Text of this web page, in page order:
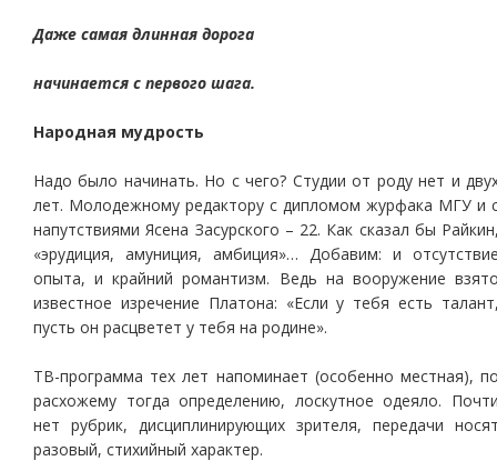
Даже самая длинная дорога
начинается с первого шага.
Народная мудрость
Надо было начинать. Но с чего? Студии от роду нет и
лет. Молодежному редактору с дипломом журфака МГУ и
напутствиями Ясена Засурского – 22. Как сказал бы
«эрудиция, амуниция, амбиция»… Добавим: и
опыта, и крайний романтизм. Ведь на вооружение
известное изречение Платона: «Если у тебя есть
пусть он расцветет у тебя на родине».
ТВ-программа тех лет напоминает (особенно местная),
расхожему тогда определению, лоскутное одеяло.
нет рубрик, дисциплинирующих зрителя, передачи
разовый, стихийный характер.